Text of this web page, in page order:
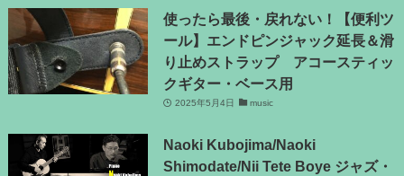
使ったら最後・戻れない！【便利ツ
ール】エンドピンジャック延長＆滑
り止めストラップ アコースティッ
クギター・ベース用
2025年5月4日 music
Naoki Kubojima/Naoki
Shimodate/Nii Tete Boye ジャズ・